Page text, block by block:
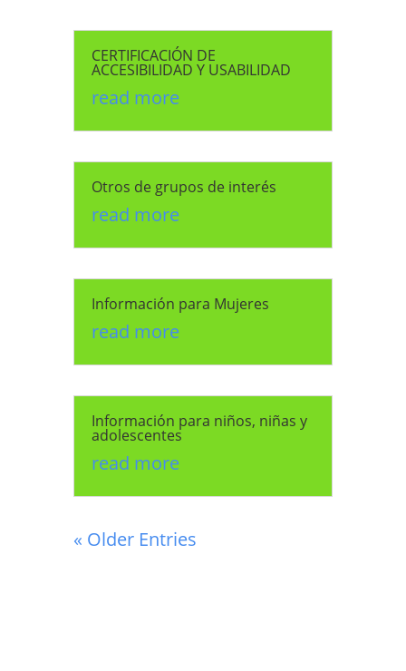
CERTIFICACIÓN DE
ACCESIBILIDAD Y USABILIDAD
read more
Otros de grupos de interés
read more
Información para Mujeres
read more
Información para niños, niñas y
adolescentes
read more
« Older Entries